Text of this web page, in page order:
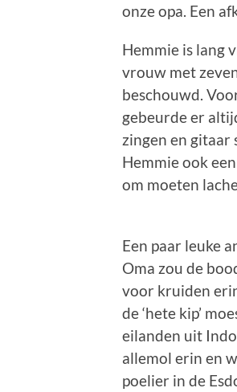
onze opa. Een
Hemmie is lang
vrouw met
beschouwd.
gebeurde er
zingen en gitaar
Hemmie ook
om moeten
Een paar leuke
Oma zou de
voor kruiden
de ‘hete kip’
eilanden uit
allemol erin en
poelier in de